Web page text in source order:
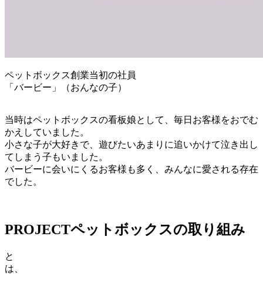
ペットボックス創業当初の社員
「バービー」（おんなの子）
当時はペットボックスの看板娘として、毎日お客様をおでむ
かえしていました。
小さな子が大好きで、遊びたいあまりに追いかけて泣き出し
てしまう子もいました。
バービーに会いにくるお客様も多く、みんなに愛される存在
でした。
PROJECTペットボックスの取り組み
と
は、